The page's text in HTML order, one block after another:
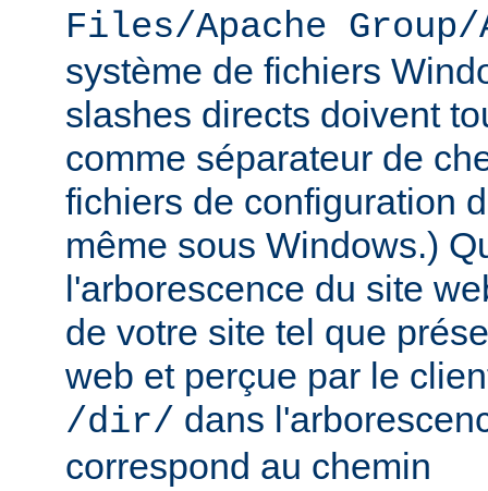
Files/Apache Group/
système de fichiers
slashes directs doivent
comme séparateur de
fichiers de configuration
même sous Windows.)
l'arborescence du site
de votre site tel que
web et perçue par le
/dir/ dans
correspond au chemin